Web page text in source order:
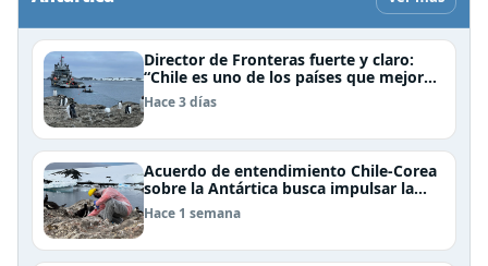
Director de Fronteras fuerte y claro:
“Chile es uno de los países que mejor
derechos tiene para sustentar una
reclamación de territorio antártico”
Hace 3 días
Acuerdo de entendimiento Chile-Corea
sobre la Antártica busca impulsar la
investigación científica
Hace 1 semana